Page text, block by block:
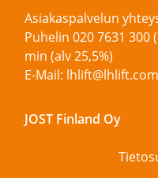
Asiakaspalvelun
Puhelin 020 7631 300
min (alv 25,5%)
E-Mail: lhlift@lhlift.com
JOST Finland Oy